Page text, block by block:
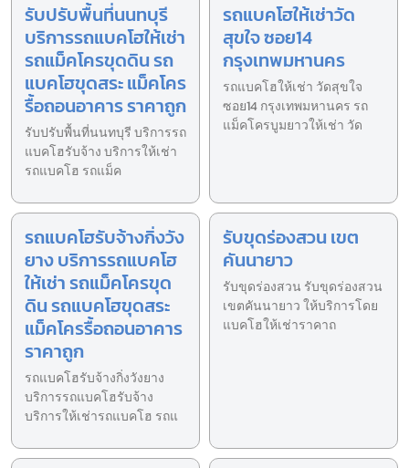
รับปรับพื้นที่นนทบุรี
บริการรถแบคโฮให้เช่า
รถแม็คโครขุดดิน รถ
แบคโฮขุดสระ แม็คโคร
รื้อถอนอาคาร ราคาถูก
รับปรับพื้นที่นนทบุรี บริการรถ
แบคโฮรับจ้าง บริการให้เช่า
รถแบคโฮ รถแม็ค
รถแบคโฮให้เช่าวัด
สุขใจ ซอย14
กรุงเทพมหานคร
รถแบคโฮให้เช่า วัดสุขใจ
ซอย14 กรุงเทพมหานคร รถ
แม็คโครบูมยาวให้เช่า วัด
รถแบคโฮรับจ้างกิ่งวัง
ยาง บริการรถแบคโฮ
ให้เช่า รถแม็คโครขุด
ดิน รถแบคโฮขุดสระ
แม็คโครรื้อถอนอาคาร
ราคาถูก
รถแบคโฮรับจ้างกิ่งวังยาง
บริการรถแบคโฮรับจ้าง
บริการให้เช่ารถแบคโฮ รถแ
รับขุดร่องสวน เขต
คันนายาว
รับขุดร่องสวน รับขุดร่องสวน
เขตคันนายาว ให้บริการโดย
แบคโฮให้เช่าราคาถ